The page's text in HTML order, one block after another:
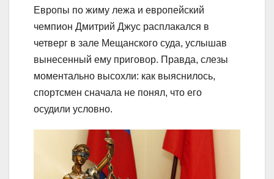
Европы по жиму лежа и европейский
чемпион Дмитрий Джус расплакался в
четверг в зале Мещанского суда, услышав
вынесенный ему приговор. Правда, слезы
моментально высохли: как выяснилось,
спортсмен сначала не понял, что его
осудили условно.